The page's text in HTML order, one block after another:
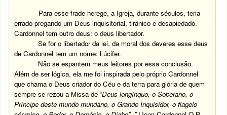
Para esse frade herege, a Igreja, durante séculos, teria
errado pregando um Deus inquisitorial, tirânico e desapiedado.
Cardonnel tem outro deus: o deus libertador.
Se for o libertador da lei, da moral dos deveres esse deus
de Cardonnel tem um nome: Lúcifer.
Não se espantem meus leitores por essa conclusão.
Além de ser lógica, ela me foi inspirada pelo próprio Cardonnel
que chama o Deus criador do Céu e da terra para glória de quem
sempre se rezou a Missa de “Deus longínquo, o Soberano, o
Príncipe deste mundo mundano, o Grande Inquisidor, o flagelo